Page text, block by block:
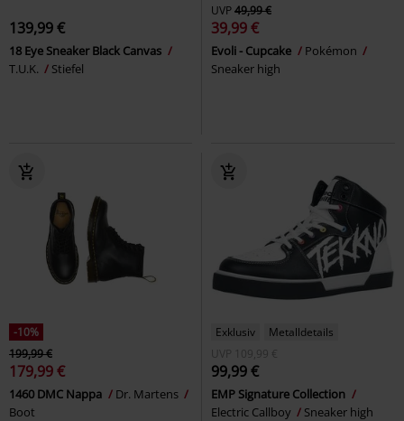
139,99 €
18 Eye Sneaker Black Canvas
T.U.K.
Stiefel
UVP49,99 €
39,99 €
Evoli - Cupcake
Pokémon
Sneaker high
-10%
199,99 €
179,99 €
1460 DMC Nappa
Dr. Martens
Boot
Exklusiv
Metalldetails
UVP
109,99 €
99,99 €
EMP Signature Collection
Electric Callboy
Sneaker high